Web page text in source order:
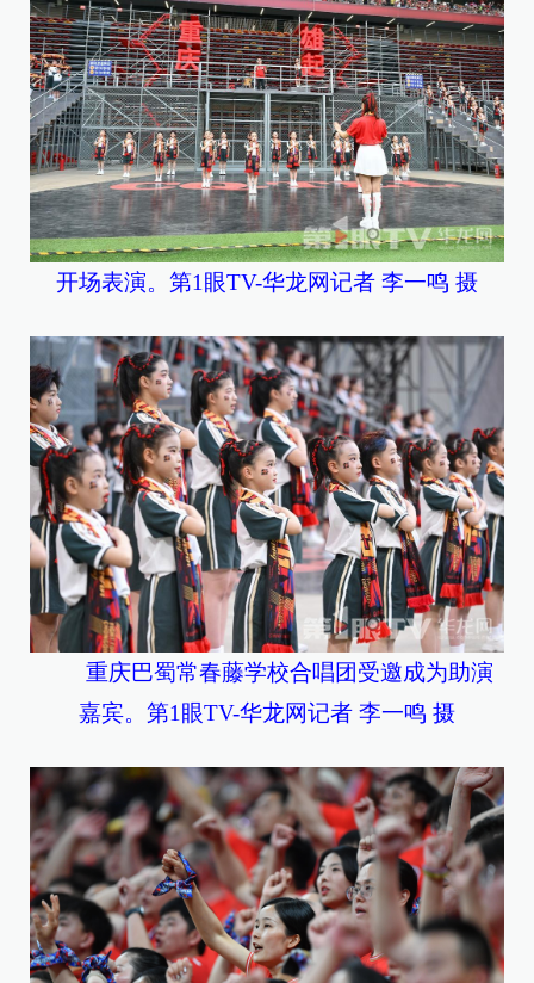
开场表演。第1眼TV-华龙网记者 李一鸣 摄
重庆巴蜀常春藤学校合唱团受邀成为助演
嘉宾。第1眼TV-华龙网记者 李一鸣 摄